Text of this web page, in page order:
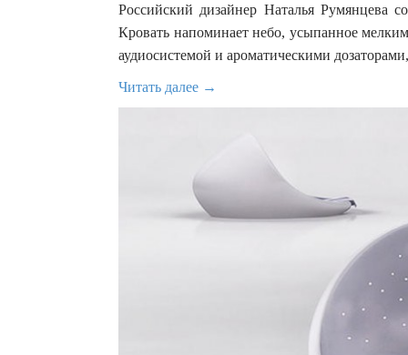
Российский дизайнер Наталья Румянцева
Кровать напоминает небо, усыпанное
аудиосистемой и ароматическими
Читать далее →